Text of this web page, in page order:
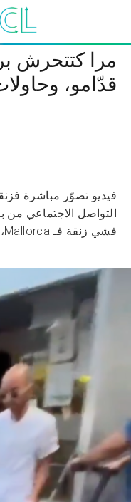
مرا كتتحرش
قدّامو،
فيديو تصوّر مباشرة
التواصل الاجتماعي
فشي زنقة فـ Mallorca، إسبانيا.